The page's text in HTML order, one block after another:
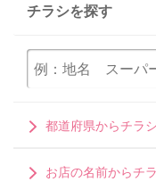
チラシを探す
都道府県からチラ
お店の名前からチ